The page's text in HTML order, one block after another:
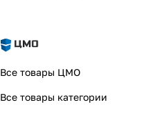
Все товары ЦМО
Все товары категории